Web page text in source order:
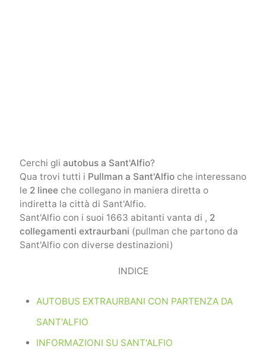
Cerchi gli autobus a Sant'Alfio?
Qua trovi tutti i Pullman a Sant'Alfioche interessano
le 2 lineeche collegano in maniera diretta o
indiretta la città di Sant'Alfio.
Sant'Alfio con i suoi 1663 abitanti vanta di , 2
collegamenti extraurbani (pullman che partono da
Sant'Alfio con diverse destinazioni)
INDICE
AUTOBUS EXTRAURBANI CON PARTENZA DA
SANT'ALFIO
INFORMAZIONI SU SANT'ALFIO